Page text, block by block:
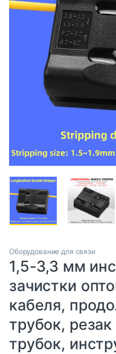
Оборудование для связи
1,5-3,3 мм
зачистки
кабеля,
трубок,
трубок,